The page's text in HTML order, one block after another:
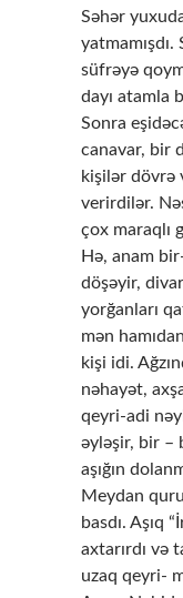
Səhər
yatmamışdı.
süfrəyə
dayı atamla
Sonra
canavar, bir
kişilər dövrə
verirdilər.
çox maraqlı
Hə, anam
döşəyir,
yorğanları
mən
kişi idi.
nəhayət,
qeyri-adi
əyləşir, bir –
aşığın
Meydan
basdı. Aşıq
axtarırdı və
uzaq qeyri-